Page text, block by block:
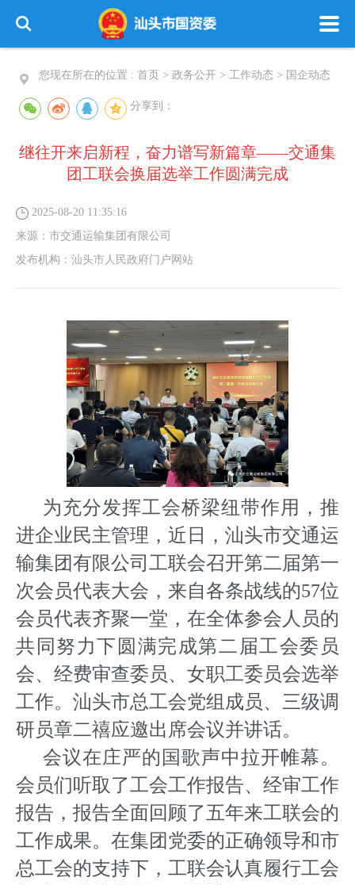
您现在所在的位置 : 首页 > 政务公开 > 工作动态 > 国企动态
分享到：
继往开来启新程，奋力谱写新篇章——交通集
团工联会换届选举工作圆满完成
2025-08-20 11:35:16
来源： 市交通运输集团有限公司
发布机构： 汕头市人民政府门户网站
为充分发挥工会桥梁纽带作用，推
进企业民主管理，近日，汕头市交通运
输集团有限公司工联会召开第二届第一
次会员代表大会，来自各条战线的57位
会员代表齐聚一堂，在全体参会人员的
共同努力下圆满完成第二届工会委员
会、经费审查委员、女职工委员会选举
工作。汕头市总工会党组成员、三级调
研员章二禧应邀出席会议并讲话。
会议在庄严的国歌声中拉开帷幕。
会员们听取了工会工作报告、经审工作
报告，报告全面回顾了五年来工联会的
工作成果。在集团党委的正确领导和市
总工会的支持下，工联会认真履行工会